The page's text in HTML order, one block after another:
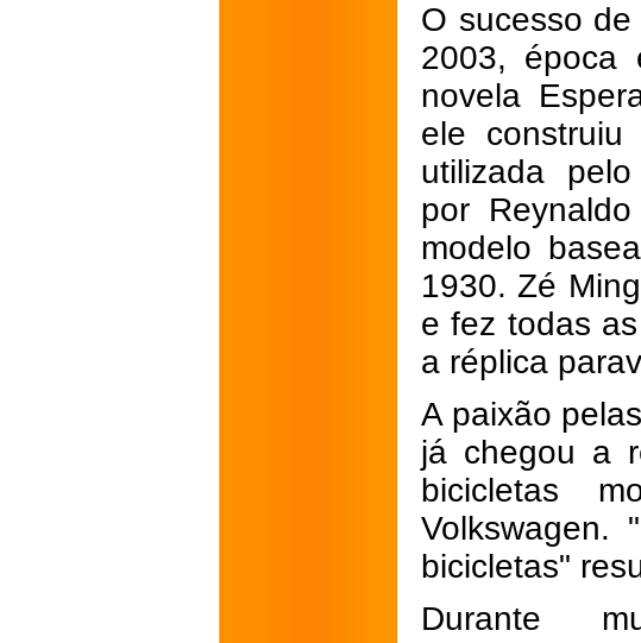
O sucesso
2003, época
novela
ele
utilizada
por
modelo
1930. Zé
e fez todas
a réplica
A paixão
já chegou a
bicicletas
Volkswagen.
bicicletas"
Durante